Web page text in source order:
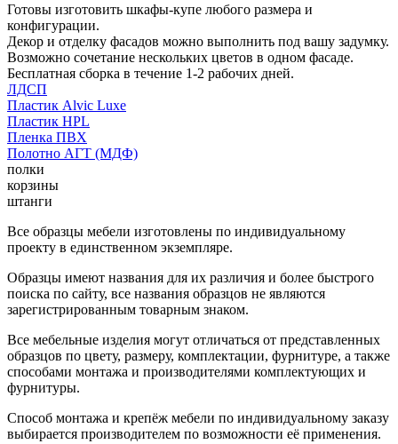
Готовы изготовить шкафы-купе любого размера и
конфигурации.
Декор и отделку фасадов можно выполнить под вашу задумку.
Возможно сочетание нескольких цветов в одном фасаде.
Бесплатная сборка в течение 1-2 рабочих дней.
ЛДСП
Пластик Alvic Luxe
Пластик HPL
Пленка ПВХ
Полотно АГТ (МДФ)
полки
корзины
штанги
Все образцы мебели изготовлены по индивидуальному
проекту в единственном экземпляре.
Образцы имеют названия для их различия и более быстрого
поиска по сайту, все названия образцов не являются
зарегистрированным товарным знаком.
Все мебельные изделия могут отличаться от представленных
образцов по цвету, размеру, комплектации, фурнитуре, а также
способами монтажа и производителями комплектующих и
фурнитуры.
Способ монтажа и крепёж мебели по индивидуальному заказу
выбирается производителем по возможности её применения.